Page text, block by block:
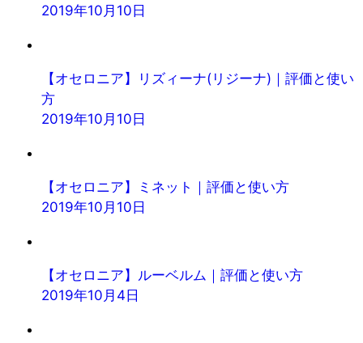
2019年10月10日
【オセロニア】リズィーナ(リジーナ)｜評価と使い
方
2019年10月10日
【オセロニア】ミネット｜評価と使い方
2019年10月10日
【オセロニア】ルーベルム｜評価と使い方
2019年10月4日